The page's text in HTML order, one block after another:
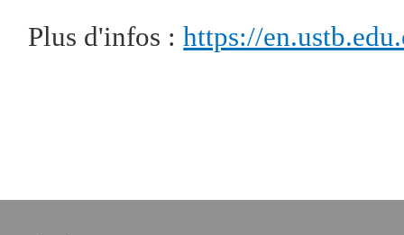
Plus d'infos :https://